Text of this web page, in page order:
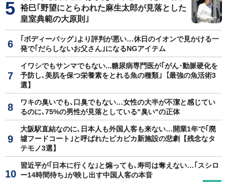
裕巳｢野望にとらわれた麻生太郎が見落とした
皇室典範の大原則｣
｢ボディーバッグ｣より評判が悪い…休日のイオンで見かける一
発で｢だらしないお父さん｣になるNGアイテム
イワシでもサンマでもない...糖尿病専門医が｢がん･動脈硬化を
予防し､美肌を保つ栄養素をとれる魚の種類｣【最強の魚活術3
選】
ワキの臭いでも､口臭でもない…女性の大半が不潔と感じてい
るのに､75%の男性が見落としている"臭い"の正体
大阪駅直結なのに､日本人も外国人客も来ない…開業1年で｢廃
墟フードコート｣と呼ばれたピカピカ新施設の悲劇【残念なタ
テモノ3選】
習近平が｢日本に行くな｣と煽っても､寿司は奪えない…｢スシロ
ー14時間待ち｣が映し出す中国人客の本音